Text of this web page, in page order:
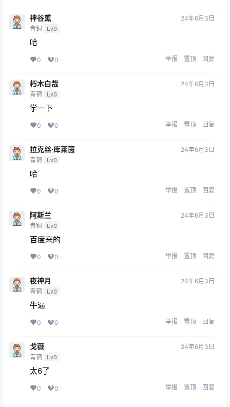
神谷熏
青铜 Lv0
24年6月3日
哈
0 0 举报 置顶 回复
朽木白哉
青铜 Lv0
24年6月3日
学一下
0 0 举报 置顶 回复
拉克丝·库莱茵
青铜 Lv0
24年6月3日
哈
0 0 举报 置顶 回复
阿斯兰
青铜 Lv0
24年6月3日
百度来的
0 0 举报 置顶 回复
夜神月
青铜 Lv0
24年6月3日
牛逼
0 0 举报 置顶 回复
戈薇
青铜 Lv0
24年6月3日
太6了
0 0 举报 置顶 回复